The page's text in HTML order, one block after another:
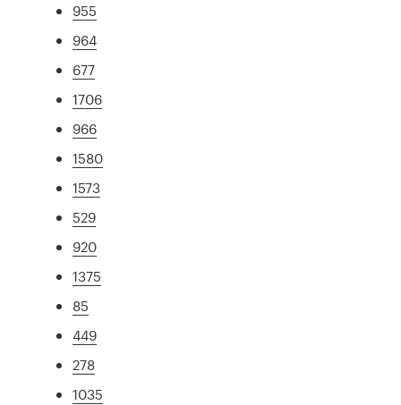
955
964
677
1706
966
1580
1573
529
920
1375
85
449
278
1035